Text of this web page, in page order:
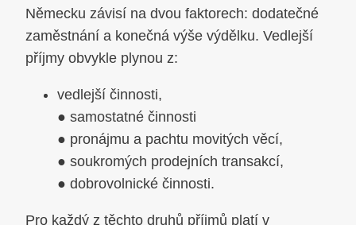
Německu závisí na dvou faktorech: dodatečné
zaměstnání a konečná výše výdělku. Vedlejší
příjmy obvykle plynou z:
vedlejší činnosti,
● samostatné činnosti
● pronájmu a pachtu movitých věcí,
● soukromých prodejních transakcí,
● dobrovolnické činnosti.
Pro každý z těchto druhů příjmů platí v